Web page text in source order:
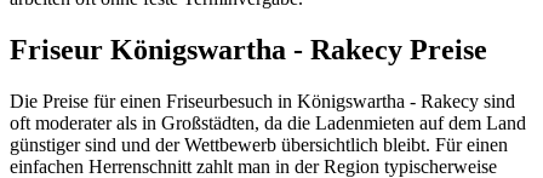
Friseur Königswartha - Rakecy Preise
Die Preise für einen Friseurbesuch in Königswartha - Rakecy sind
oft moderater als in Großstädten, da die Ladenmieten auf dem Land
günstiger sind und der Wettbewerb übersichtlich bleibt. Für einen
einfachen Herrenschnitt zahlt man in der Region typischerweise